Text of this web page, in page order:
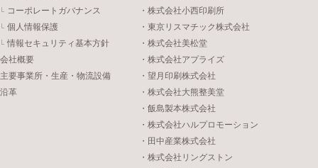
コーポレートガバナンス
個人情報保護
情報セキュリティ基本方針
社概要
要事業所・生産・物流設備
革
・株式会社小西印刷所
・東京リスマチック株式会社
・株式会社美松堂
・株式会社アプライズ
・望月印刷株式会社
・株式会社大熊整美堂
・飯島製本株式会社
・株式会社ハルプロモーション
・田中産業株式会社
・株式会社リングストン